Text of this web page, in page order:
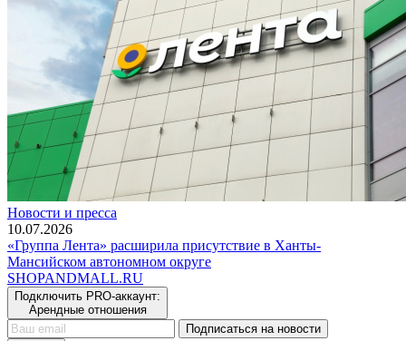
Новости и пресса
10.07.2026
«Группа Лента» расширила присутствие в Ханты-
Мансийском автономном округе
SHOPANDMALL.RU
Подключить PRO-аккаунт:
Арендные отношения
Подписаться на новости